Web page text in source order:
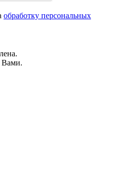
обработку персональных
Вами.